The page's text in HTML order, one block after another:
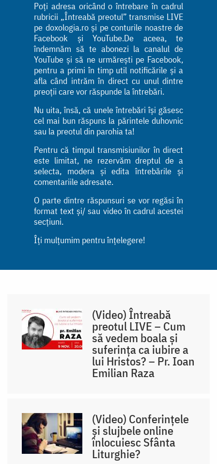
Poți adresa oricând o întrebare în cadrul
rubricii „Întreabă preotul” transmise LIVE
pe doxologia.ro și pe conturile noastre de
Facebook și YouTube.De aceea, te
îndemnăm să te abonezi la canalul de
YouTube și să ne urmărești pe Facebook,
pentru a primi în timp util notificările și a
afla când intrăm în direct cu unul dintre
preoții care vor răspunde la întrebări.
Nu uita, însă, că unele întrebări își găsesc
cel mai bun răspuns la părintele duhovnic
sau la preotul din parohia ta!
Pentru că timpul transmisiunilor în direct
este limitat, ne rezervăm dreptul de a
selecta, modera și edita întrebările și
comentariile adresate.
O parte dintre răspunsuri se vor regăsi în
format text și/ sau video în cadrul acestei
secțiuni.
Îți mulțumim pentru înțelegere!
(Video) Întreabă
preotul LIVE – Cum
să vedem boala și
suferința ca iubire a
lui Hristos? – Pr. Ioan
Emilian Raza
(Video) Conferințele
și slujbele online
înlocuiesc Sfânta
Liturghie?